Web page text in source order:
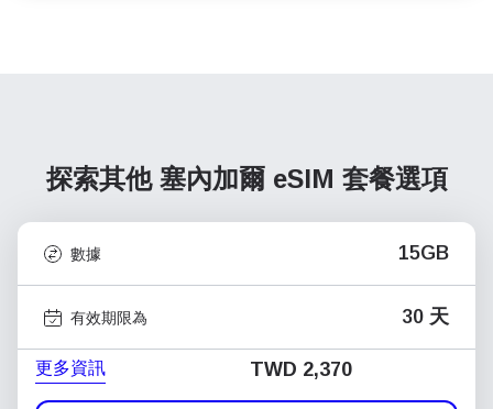
探索其他 塞內加爾 eSIM 套餐選項
數據 15GB
有效期限為 30 天
更多資訊 TWD 2,370